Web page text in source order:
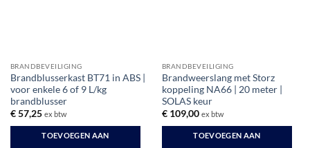
productpagina
BRANDBEVEILIGING
Brandblusserkast BT71 in ABS |
voor enkele 6 of 9 L/kg
brandblusser
€57,25 ex btw
TOEVOEGEN AAN
BRANDBEVEILIGING
Brandweerslang met Storz
koppeling NA66 | 20 meter |
SOLAS keur
€109,00 ex btw
TOEVOEGEN AAN